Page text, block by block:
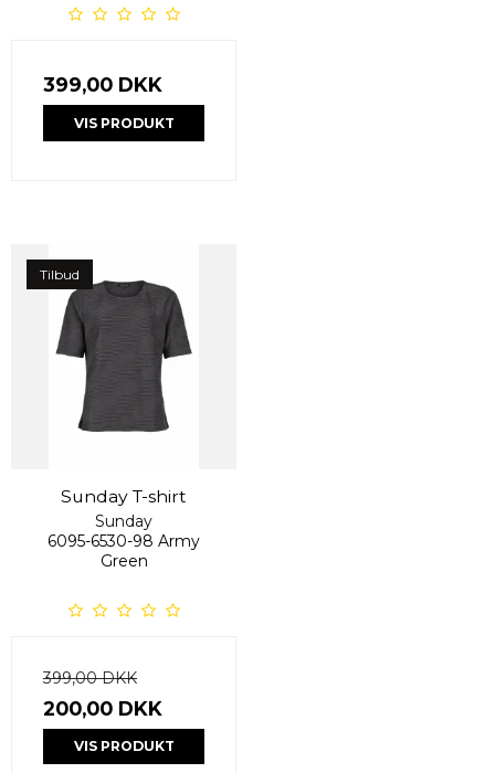
399,00 DKK
VIS PRODUKT
Tilbud
Sunday T-shirt
Sunday
6095-6530-98 Army
Green
399,00 DKK
200,00 DKK
VIS PRODUKT